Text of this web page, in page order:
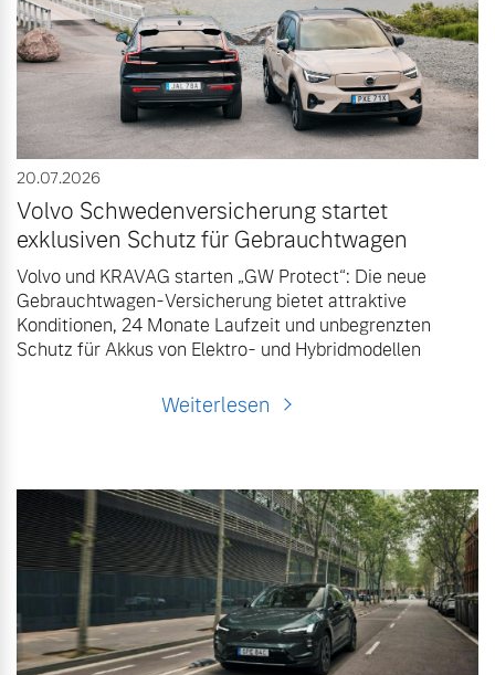
20.07.2026
Volvo Schwedenversicherung startet
exklusiven Schutz für Gebrauchtwagen
Volvo und KRAVAG starten „GW Protect“: Die neue
Gebrauchtwagen-Versicherung bietet attraktive
Konditionen, 24 Monate Laufzeit und unbegrenzten
Schutz für Akkus von Elektro- und Hybridmodellen
Weiterlesen